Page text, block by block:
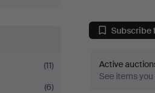
(11)
(6)
Subscribe
Active
See items